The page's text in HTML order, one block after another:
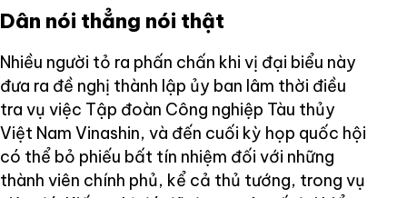
Dân nói thẳng nói thật
Nhiều người tỏ ra phấn chấn khi vị đại biểu này
đưa ra đề nghị thành lập ủy ban lâm thời điều
tra vụ việc Tập đoàn Công nghiệp Tàu thủy
Việt Nam Vinashin, và đến cuối kỳ họp quốc hội
có thể bỏ phiếu bất tín nhiệm đối với những
thành viên chính phủ, kể cả thủ tướng, trong vụ